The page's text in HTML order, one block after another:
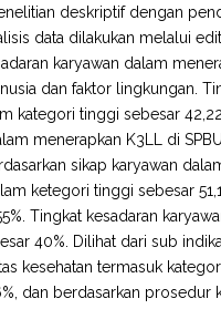
deskriptif dengan
data dilakukan melalui
karyawan dalam
dan faktor lingkungan.
kategori tinggi sebesar
menerapkan K3LL di
sikap karyawan
ketegori tinggi sebesar
Tingkat kesadaran
40%. Dilihat dari sub
kesehatan termasuk
dan berdasarkan prosedur